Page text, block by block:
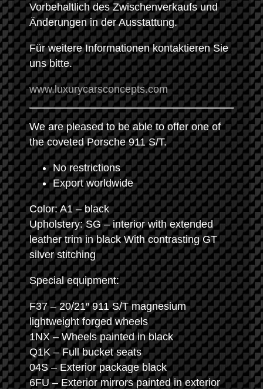
Vorbehaltlich des Zwischenverkaufs und
Änderungen in der Ausstattung.
Für weitere Informationen kontaktieren Sie
uns bitte.
www.luxurycarsconcepts.com
We are pleased to be able to offer one of
the coveted Porsche 911 S/T.
No restrictions
Export worldwide
Color: A1 – black
Upholstery: SG – interior with extended
leather trim in black With contrasting GT
silver stitching
Special equipment:
F37 – 20/21″ 911 S/T magnesium
lightweight forged wheels
1NX – Wheels painted in black
Q1K – Full bucket seats
04S – Exterior package black
6FU – Exterior mirrors painted in exterior